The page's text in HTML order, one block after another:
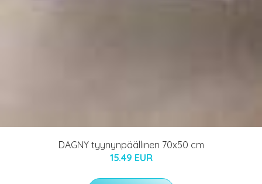
DAGNY tyynynpäällinen 70x50 cm
15.49 EUR